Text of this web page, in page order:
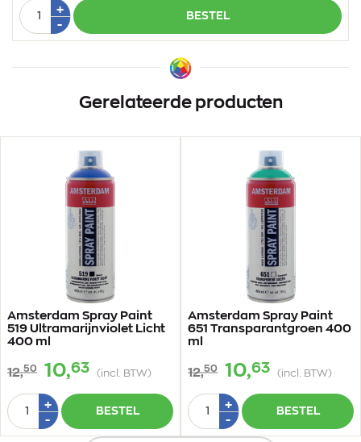
Aantal
+Plus
1
-Min
1
BESTEL
Gerelateerde producten
Amsterdam Spray Paint
519 Ultramarijnviolet Licht
400 ml
12,50 10,63 (incl. BTW)
Aantal
+Plus
1
-Min
1
BESTEL
Amsterdam Spray Paint
651 Transparantgroen 400
ml
12,50 10,63 (incl. BTW)
Aantal
+Plus
1
-Min
1
BESTEL